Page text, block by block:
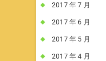
2017 年 7 月
2017 年 6 月
2017 年 5 月
2017 年 4 月